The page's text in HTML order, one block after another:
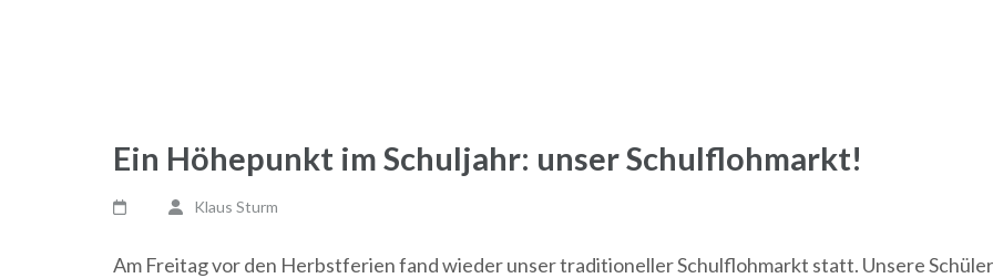
Ein Höhepunkt im Schuljahr: unser Schulflohmarkt!
Klaus Sturm
Am Freitag vor den Herbstferien fand wieder unser traditioneller Schulflohmarkt statt. Unsere